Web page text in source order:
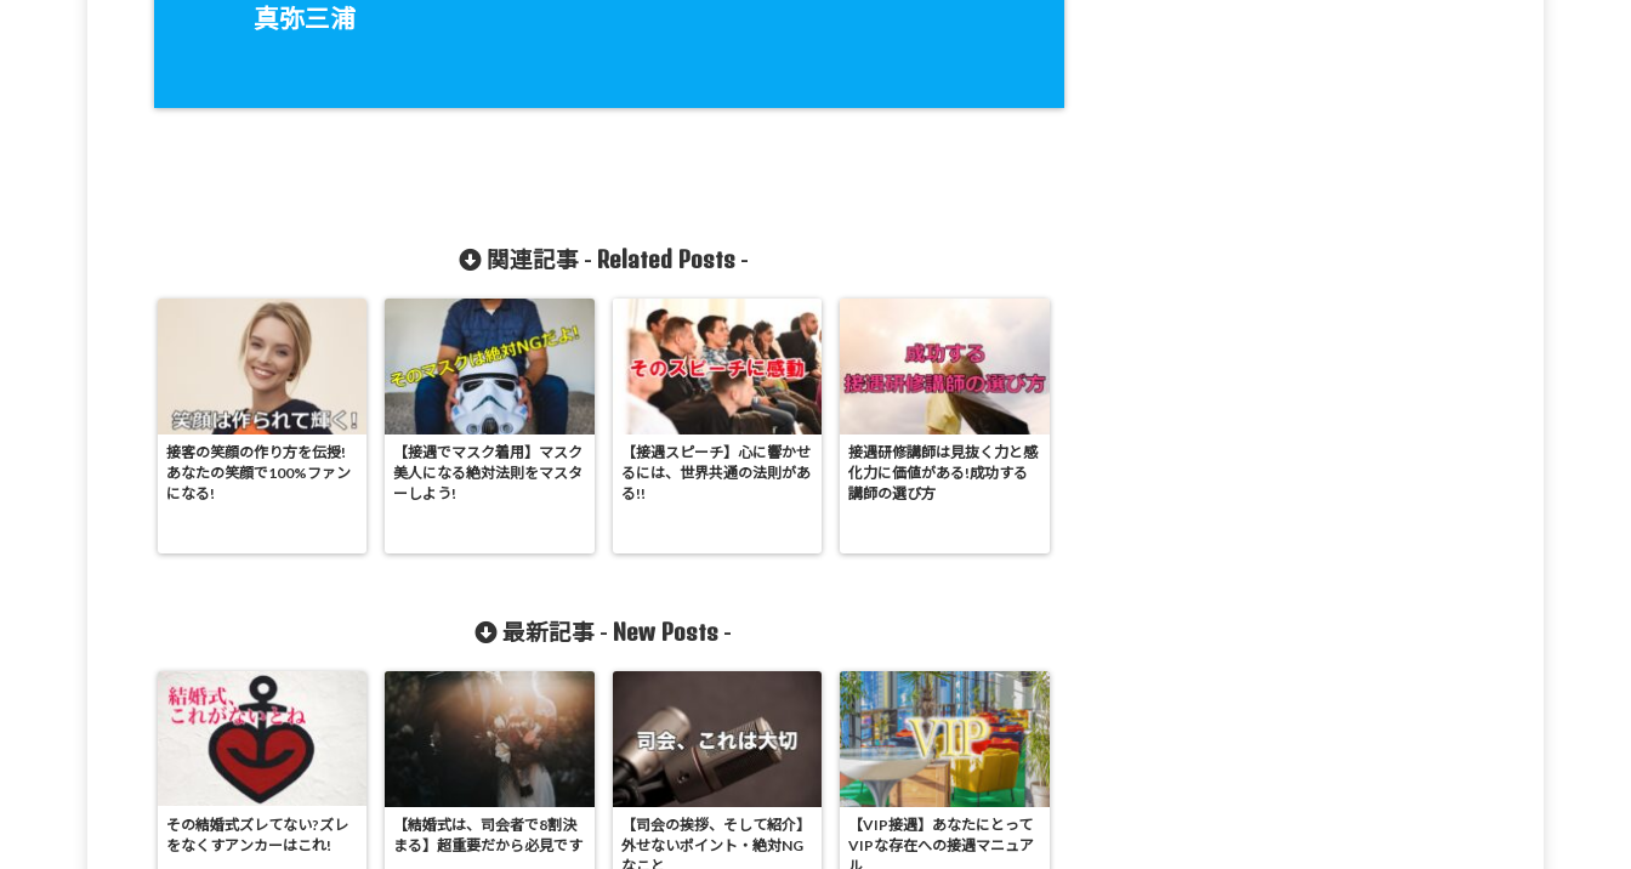
真弥三浦
関連記事 - Related Posts-
接客の笑顔の作り方を伝授!
あなたの笑顔で100%ファン
になる!
【接遇でマスク着用】マスク
美人になる絶対法則をマスタ
ーしよう!
【接遇スピーチ】心に響かせ
るには、世界共通の法則があ
る!!
接遇研修講師は見抜く力と感
化力に価値がある!成功する
講師の選び方
最新記事 - New Posts -
その結婚式ズレてない?ズレ
をなくすアンカーはこれ!
【結婚式は、司会者で8割決
まる】超重要だから必見です
【司会の挨拶、そして紹介】
外せないポイント・絶対NG
【VIP接遇】あなたにとって
VIPな存在への接遇マニュア